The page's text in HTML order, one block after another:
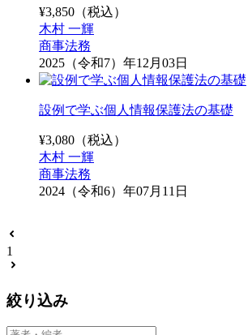
¥3,850 （税込）
木村 一輝
商事法務
2025（令和7）年12月03日
設例で学ぶ個人情報保護法の基礎
¥3,080 （税込）
木村 一輝
商事法務
2024（令和6）年07月11日
1
絞り込み